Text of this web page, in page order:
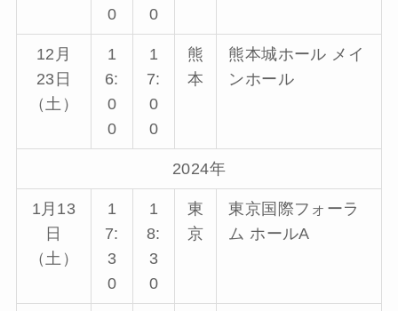
0
0
12月
23日
（土）
1
6:
0
0
1
7:
0
0
熊
本
熊本城ホール メイ
ンホール
2024年
1月13
日
（土）
1
7:
3
0
1
8:
3
0
東
京
東京国際フォーラ
ム ホールA